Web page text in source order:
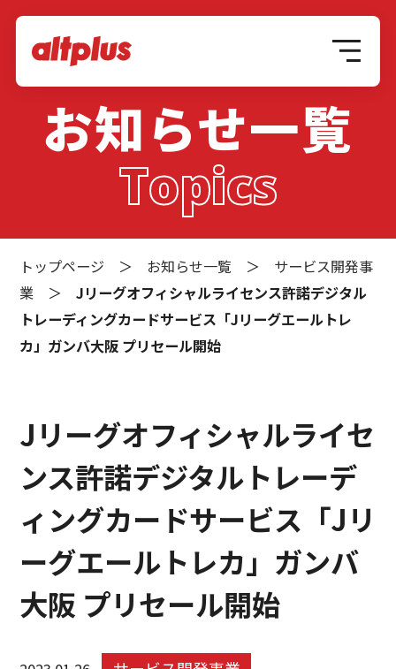
お知らせ一覧
Topics
トップページ ＞ お知らせ一覧 ＞ サービス開発事
業 ＞Jリーグオフィシャルライセンス許諾デジタル
トレーディングカードサービス「Jリーグエールトレ
カ」ガンバ大阪 プリセール開始
Jリーグオフィシャルライセ
ンス許諾デジタルトレーデ
ィングカードサービス「Jリ
ーグエールトレカ」ガンバ
大阪 プリセール開始